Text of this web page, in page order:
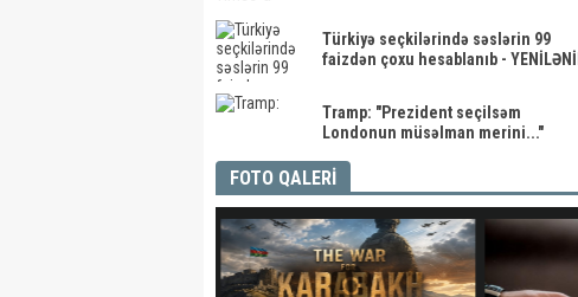
Türkiyə seçkilərində səslərin 99
faizdən çoxu hesablanıb -
Tramp: "Prezident seçilsəm
Londonun müsəlman merini..."
FOTO QALERİ